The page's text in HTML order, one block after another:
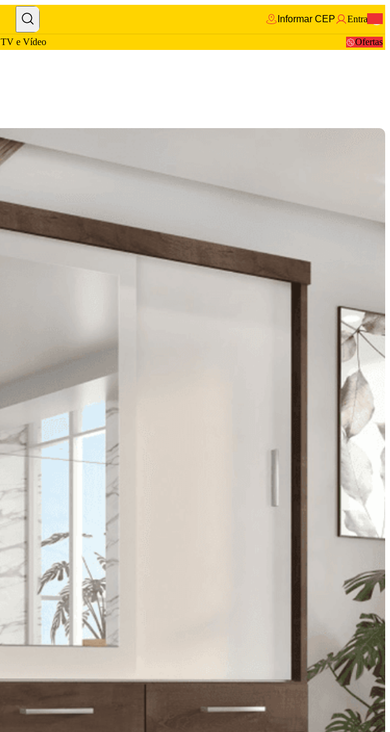
Informar CEP Entrar
TV e Vídeo Ofertas